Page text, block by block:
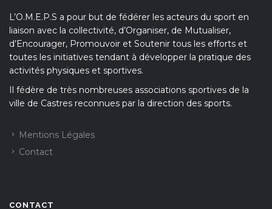
L’O.M.E.P.S a pour but de fédérer les acteurs du sport en
liaison avec la collectivité, d’Organiser, de Mutualiser,
d’Encourager, Promouvoir et Soutenir tous les efforts et
toutes les initiatives tendant à développer la pratique des
activités physiques et sportives.
Il fédère de très nombreuses associations sportives de la
ville de Castres reconnues par la direction des sports.
Mentions Légales
Contact
CONTACT